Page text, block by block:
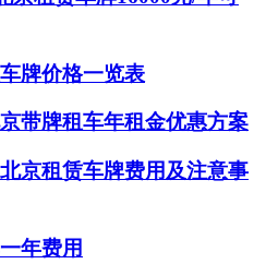
牌价格一览表
带牌租车年租金优惠方案
京租赁车牌费用及注意事
年费用